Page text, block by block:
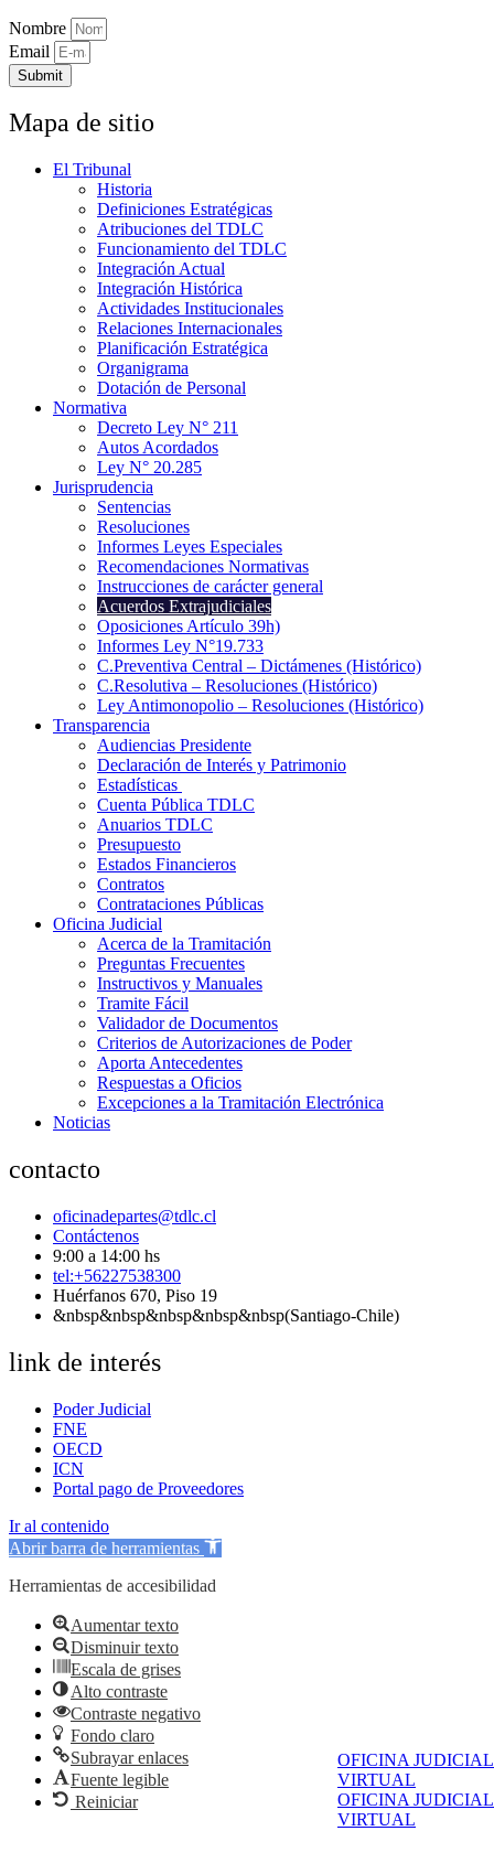
OFICINA JUDICIAL
VIRTUAL
OFICINA JUDICIAL
VIRTUAL
Nombre
Email
Submit
Mapa de sitio
El Tribunal
Historia
Definiciones Estratégicas
Atribuciones del TDLC
Funcionamiento del TDLC
Integración Actual
Integración Histórica
Actividades Institucionales
Relaciones Internacionales
Planificación Estratégica
Organigrama
Dotación de Personal
Normativa
Decreto Ley N° 211
Autos Acordados
Ley N° 20.285
Jurisprudencia
Sentencias
Resoluciones
Informes Leyes Especiales
Recomendaciones Normativas
Instrucciones de carácter general
Acuerdos Extrajudiciales
Oposiciones Artículo 39h)
Informes Ley N°19.733
C.Preventiva Central – Dictámenes (Histórico)
C.Resolutiva – Resoluciones (Histórico)
Ley Antimonopolio – Resoluciones (Histórico)
Transparencia
Audiencias Presidente
Declaración de Interés y Patrimonio
Estadísticas
Cuenta Pública TDLC
Anuarios TDLC
Presupuesto
Estados Financieros
Contratos
Contrataciones Públicas
Oficina Judicial
Acerca de la Tramitación
Preguntas Frecuentes
Instructivos y Manuales
Tramite Fácil
Validador de Documentos
Criterios de Autorizaciones de Poder
Aporta Antecedentes
Respuestas a Oficios
Excepciones a la Tramitación Electrónica
Noticias
contacto
oficinadepartes@tdlc.cl
Contáctenos
9:00 a 14:00 hs
tel:+56227538300
Huérfanos 670, Piso 19
&nbsp&nbsp&nbsp&nbsp&nbsp(Santiago-Chile)
link de interés
Poder Judicial
FNE
OECD
ICN
Portal pago de Proveedores
Ir al contenido
Abrir barra de herramientas
Herramientas de accesibilidad
Aumentar texto
Disminuir texto
Escala de grises
Alto contraste
Contraste negativo
Fondo claro
Subrayar enlaces
Fuente legible
Reiniciar